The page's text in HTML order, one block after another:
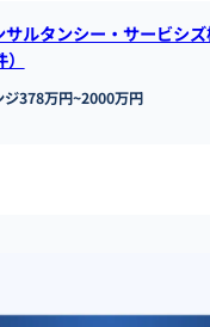
サルタンシー・サービシ
ジ378万円~2000万円